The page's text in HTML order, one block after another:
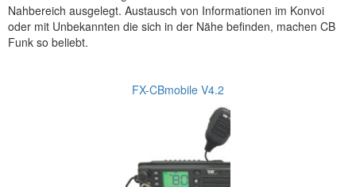
Nahbereich ausgelegt. Austausch von Informationen im Konvoi
oder mit Unbekannten die sich in der Nähe befinden, machen CB
Funk so beliebt.
FX-CBmobile V4.2